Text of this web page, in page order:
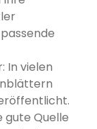
In vielen
gute Quelle